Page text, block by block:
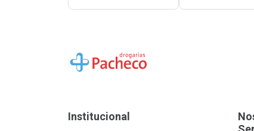
Ir para a Home
Institucional